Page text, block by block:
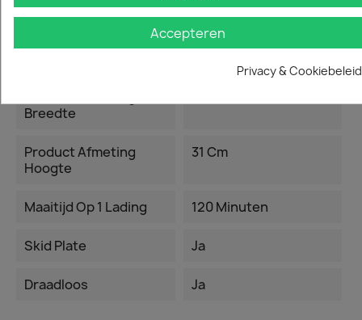
78 Cm
Breedte
Product Afmeting
Hoogte
31 Cm
Maaitijd Op 1 Lading 120 Minuten
Skid Plate Ja
Draadloos Ja
Accepteren
Privacy & Cookiebeleid